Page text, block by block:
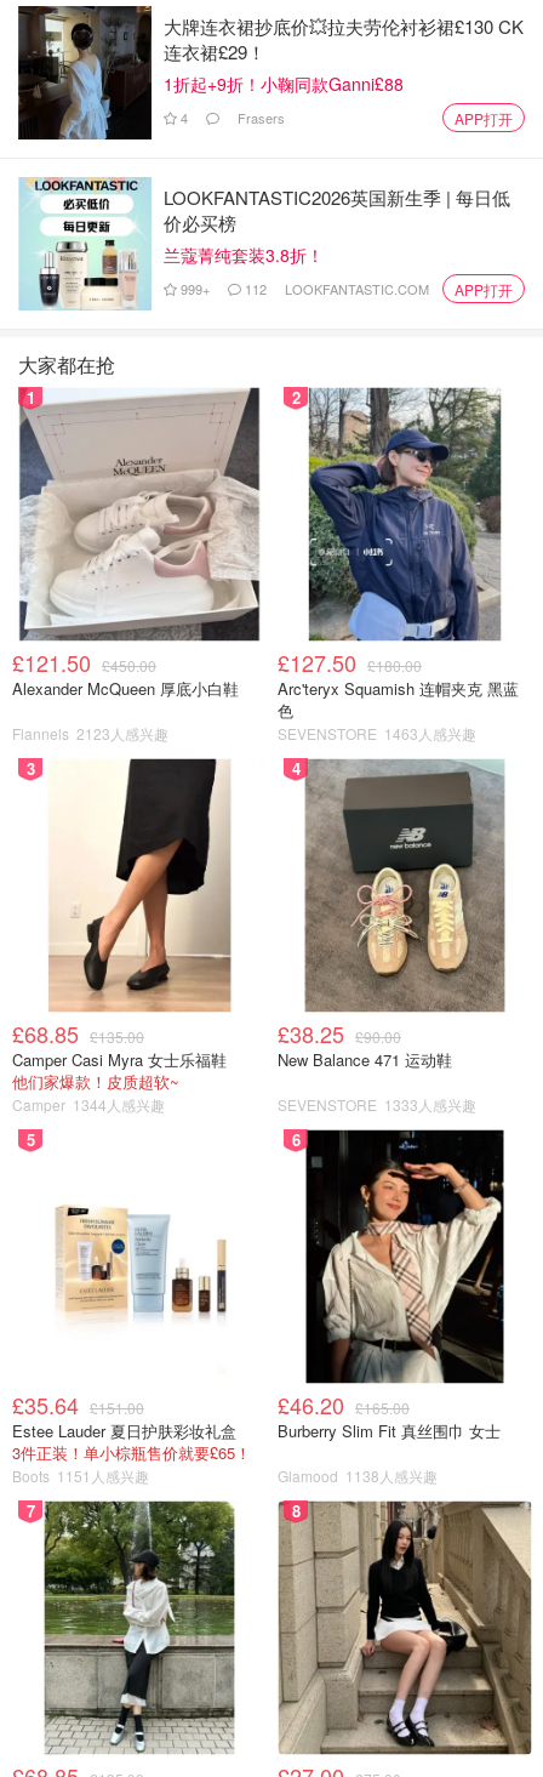
小不列颠晒晒君 2310 6
Dealmoon问答 | 今年Amazon Prime
Day购物狂欢日你淘到了什么绝世宝
4538 7
Dealmoon问答 | 2021英国双11大家都
薅到什么羊毛？来围观大家都在买买
Dealmoon问答｜万万没想到｜在特别
的8月末大家都收到了啥礼物？有木有
直男迷惑行为大赏？
小不列颠晒晒君 1744 10
英国超市怎么挖宝？
Dealmoon问答 | 你最经常去的平价超
市是哪家？有哪些必买推荐？
Dealmoon问答 | 英国有哪些必买的酒
类？葡萄酒/洋酒/啤酒/酒精饮料…圣诞
过节不发愁
小不列颠晒晒君 2380 2
Dealmoon问答 | 美食小当家 | 英国超
市的万能神奇食材，你知道哪些？
Dealmoon问答 | 挖宝系列 | 英国超市
之ALDI和LIDL：聊聊你的平价好物淘
6002 6
Dealmoon问答 | 挖宝系列 | 英国超市
之M&S：你心里值得推荐的玛莎好物
小不列颠晒晒君 4842 12
Dealmoon问答 | 英国超市挖宝列 | 零
食不能停：你心里排第一的零食是
啥？
小不列颠晒晒君 3755 23
在英国吃什么？
Dealmoon问答 | 封城前最后一次外
出，你吃了什么？能出门后的第一顿
大牌连衣裙抄底价💥拉夫劳伦衬衫裙£130 CK
连衣裙£29！
1折起+9折！小鞠同款Ganni£88
4 Frasers APP打开
LOOKFANTASTIC2026英国新生季 | 每日低
价必买榜
兰蔻菁纯套装3.8折！
999+ 112 LOOKFANTASTIC.COM APP打开
大家都在抢
1
£121.50 £450.00
Alexander McQueen 厚底小白鞋
Flannels 2123人感兴趣
2
£127.50 £180.00
Arc'teryx Squamish 连帽夹克 黑蓝
色
SEVENSTORE 1463人感兴趣
3
£68.85 £135.00
Camper Casi Myra 女士乐福鞋
他们家爆款！皮质超软~
Camper 1344人感兴趣
4
£38.25 £90.00
New Balance 471 运动鞋
SEVENSTORE 1333人感兴趣
5
£35.64 £151.00
Estee Lauder 夏日护肤彩妆礼盒
3件正装！单小棕瓶售价就要£65！
Boots 1151人感兴趣
6
£46.20 £165.00
Burberry Slim Fit 真丝围巾 女士
Glamood 1138人感兴趣
7 8